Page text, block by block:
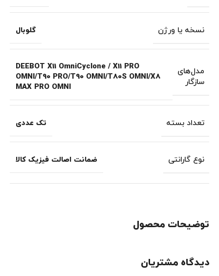
توضیحات محصول
نسخه یا ورژن گلوبال
مدل‌های
سازگار
DEEBOT X11 OmniCyclone / X11 PRO
OMNI/T90 PRO/T90 OMNI/T80S OMNI/X8
MAX PRO OMNI
تعداد بسته تک عددی
نوع گارانتی ضمانت اصالت فیزیک کالا
دیدگاه مشتریان